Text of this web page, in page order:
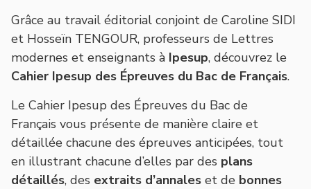
Grâce au travail éditorial conjoint de Caroline SIDI
et Hosseïn TENGOUR, professeurs de Lettres
modernes et enseignants à Ipesup, découvrez le
Cahier Ipesup des Épreuves du Bac de Français.
Le Cahier Ipesup des Épreuves du Bac de
Français vous présente de manière claire et
détaillée chacune des épreuves anticipées, tout
en illustrant chacune d’elles par des plans
détaillés, des extraits d’annales et de bonnes